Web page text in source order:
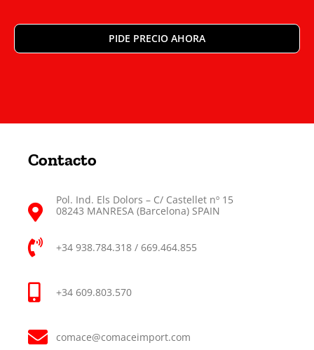
PIDE PRECIO AHORA
Contacto
Pol. Ind. Els Dolors – C/ Castellet nº 15
08243 MANRESA (Barcelona) SPAIN
+34 938.784.318 / 669.464.855
+34 609.803.570
comace@comaceimport.com